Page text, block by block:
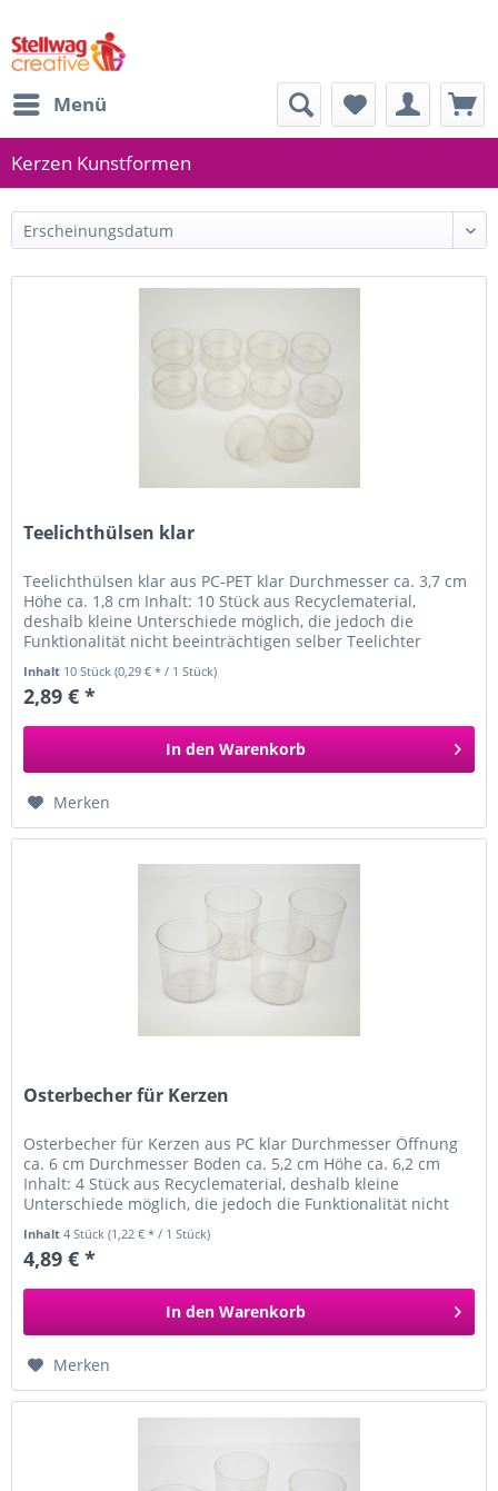
Menü
Kerzen Kunstformen
Teelichthülsen klar
Teelichthülsen klar aus PC-PET klar Durchmesser ca. 3,7 cm
Höhe ca. 1,8 cm Inhalt: 10 Stück aus Recyclematerial,
deshalb kleine Unterschiede möglich, die jedoch die
Funktionalität nicht beeinträchtigen selber Teelichter
Inhalt 10 Stück(0,29 € * / 1 Stück)
2,89 € *
In den Warenkorb
Merken
Osterbecher für Kerzen
Osterbecher für Kerzen aus PC klar Durchmesser Öffnung
ca. 6 cm Durchmesser Boden ca. 5,2 cm Höhe ca. 6,2 cm
Inhalt: 4 Stück aus Recyclematerial, deshalb kleine
Unterschiede möglich, die jedoch die Funktionalität nicht
Inhalt4 Stück(1,22 € * / 1 Stück)
4,89 € *
In den Warenkorb
Merken